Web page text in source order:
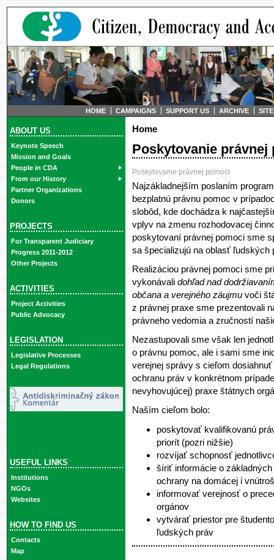
HOME CAMPAIGNS SUPPORT US ARCHIVE
ABOUT US
Keynote Speech
Mission and Goals
People in CDA
From our History
Partner Organizations
Donors
PROJECTS
For Transparent Judiciary
Progress 2011-2012
Other Projects
ACTIVITIES
Project Activities
Public Advocacy
LEGISLATION
Legislative Processes
Legal Regulations
USEFUL LINKS
Institutions
NGOs
Websites
HOW TO FIND US
Contacts
Map
Home
Poskytovanie právnej
Poskytovanie právnej pomoci
Najzákladnejším poslaním
bezplatnú právnu pomoc v
slobôd, kde dochádza k
vplyv na zmenu rozhodovacej
poskytovaní právnej pomoci sme
sa špecializujú na oblasť ľudských
Realizáciou právnej pomoci sme
vykonávali dohľad nad
občana a verejného záujmuvoči
z právnej praxe sme prezentovali
právneho vedomia a zručností
Nezastupovali sme však len
o právnu pomoc, ale i sami sme
verejnej správy s cieľom
ochranu práv v konkrétnom
nevyhovujúcej) praxe štátnych
Naším cieľom bolo:
poskytovať kvalifikovanú
priorít (pozri nižšie)
rozvíjať schopnosť
šíriť informácie o
ochrany na domácej i
informovať verejnosť o
orgánov
vytvárať priestor pre
ľudských práv